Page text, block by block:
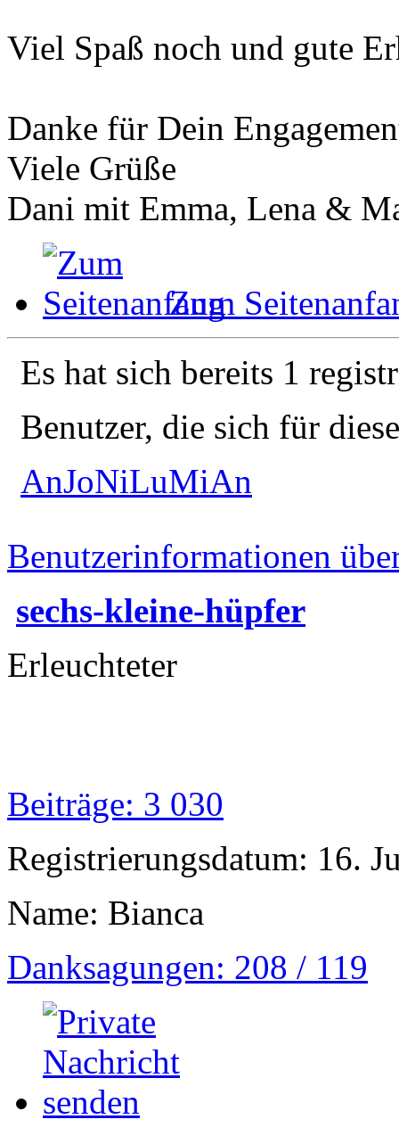
Viel Spaß noch und gute
Danke für Dein
Viele Grüße
Dani mit Emma, Lena &
Zum
Es hat sich bereits 1
Benutzer, die sich für
AnJoNiLuMiAn
Benutzerinformationen
sechs-kleine-hüpfer
Erleuchteter
Beiträge: 3 030
Registrierungsdatum: 16.
Name: Bianca
Danksagungen: 208 / 119